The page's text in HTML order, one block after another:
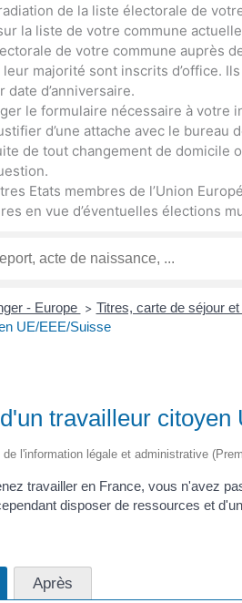
de la liste électorale de
la liste de votre commune
de votre commune auprès
majorité sont inscrits d’office.
d’anniversaire.
le formulaire nécessaire à votre
d’une attache avec le
de tout changement de domicile
Etats membres de l’Union
en vue d’éventuelles élections
- Europe > Titres, carte de séjour
UE/EEE/Suisse
travailleur citoyen
l'information légale et administrative
travailler en France, vous n'avez
disposer de ressources et
Après